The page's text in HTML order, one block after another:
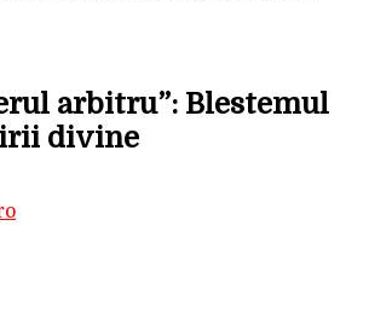
arbitru”: Blestemul
divine